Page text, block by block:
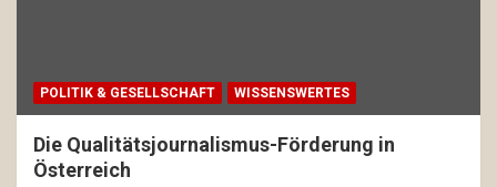
POLITIK & GESELLSCHAFT WISSENSWERTES
Die Qualitätsjournalismus-Förderung in
Österreich